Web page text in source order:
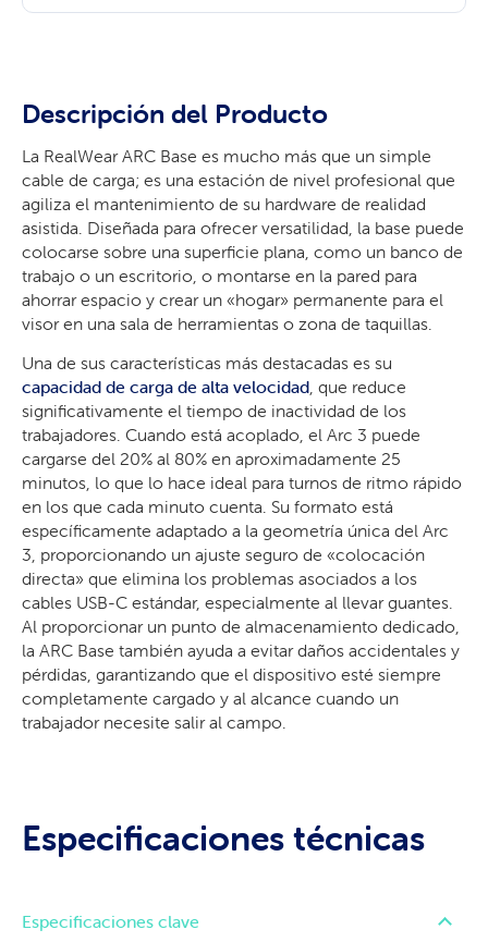
Descripción del Producto
La RealWear ARC Base es mucho más que un simple
cable de carga; es una estación de nivel profesional que
agiliza el mantenimiento de su hardware de realidad
asistida. Diseñada para ofrecer versatilidad, la base puede
colocarse sobre una superficie plana, como un banco de
trabajo o un escritorio, o montarse en la pared para
ahorrar espacio y crear un «hogar» permanente para el
visor en una sala de herramientas o zona de taquillas.
Una de sus características más destacadas es su
capacidad de carga de alta velocidad, que reduce
significativamente el tiempo de inactividad de los
trabajadores. Cuando está acoplado, el Arc 3 puede
cargarse del 20% al 80% en aproximadamente 25
minutos, lo que lo hace ideal para turnos de ritmo rápido
en los que cada minuto cuenta. Su formato está
específicamente adaptado a la geometría única del Arc
3, proporcionando un ajuste seguro de «colocación
directa» que elimina los problemas asociados a los
cables USB-C estándar, especialmente al llevar guantes.
Al proporcionar un punto de almacenamiento dedicado,
la ARC Base también ayuda a evitar daños accidentales y
pérdidas, garantizando que el dispositivo esté siempre
completamente cargado y al alcance cuando un
trabajador necesite salir al campo.
Especificaciones técnicas
Especificaciones clave